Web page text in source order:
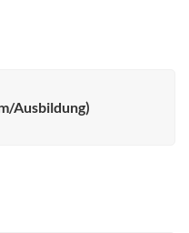
Ausbildung)